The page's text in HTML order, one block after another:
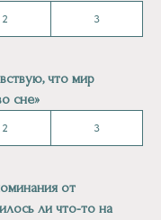
2 3
что мир
сне»
2 3
от
ли что-то на